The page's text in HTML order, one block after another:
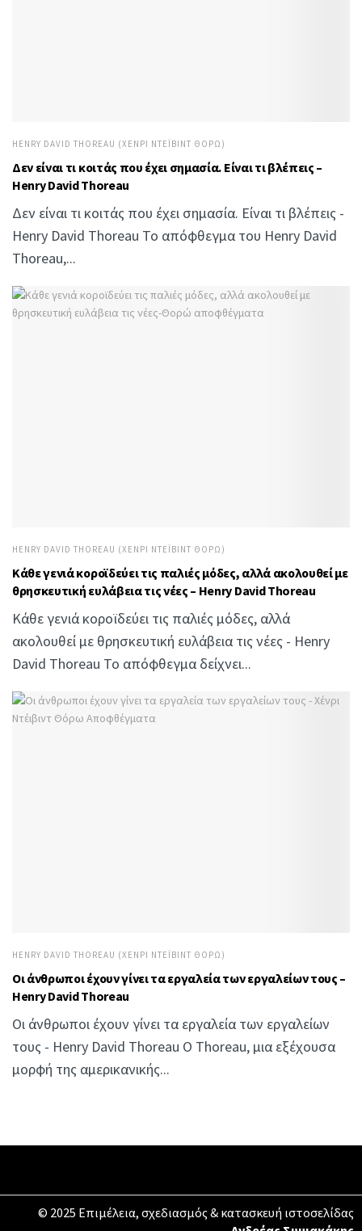
HENRY DAVID THOREAU (ΧΈΝΡΙ ΝΤΈΙΒΙΝΤ ΘΌΡΩ)
Δεν είναι τι κοιτάς που έχει σημασία. Είναι τι βλέπεις –
Henry David Thoreau
Δεν είναι τι κοιτάς που έχει σημασία. Είναι τι βλέπεις -
Henry David Thoreau Το απόφθεγμα του Henry David
Thoreau,...
HENRY DAVID THOREAU (ΧΈΝΡΙ ΝΤΈΙΒΙΝΤ ΘΌΡΩ)
Κάθε γενιά κοροϊδεύει τις παλιές μόδες, αλλά ακολουθεί με
θρησκευτική ευλάβεια τις νέες – Henry David Thoreau
Κάθε γενιά κοροϊδεύει τις παλιές μόδες, αλλά
ακολουθεί με θρησκευτική ευλάβεια τις νέες - Henry
David Thoreau Το απόφθεγμα δείχνει...
HENRY DAVID THOREAU (ΧΈΝΡΙ ΝΤΈΙΒΙΝΤ ΘΌΡΩ)
Οι άνθρωποι έχουν γίνει τα εργαλεία των εργαλείων τους –
Henry David Thoreau
Οι άνθρωποι έχουν γίνει τα εργαλεία των εργαλείων
τους - Henry David Thoreau Ο Thoreau, μια εξέχουσα
μορφή της αμερικανικής...
© 2025 Επιμέλεια, σχεδιασμός & κατασκευή ιστοσελίδας